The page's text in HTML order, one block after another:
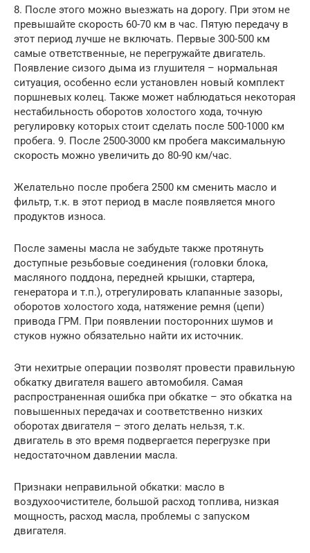
8. После этого можно выезжать на дорогу. При этом не
превышайте скорость 60-70 км в час. Пятую передачу в
этот период лучше не включать. Первые 300-500 км
самые ответственные, не перегружайте двигатель.
Появление сизого дыма из глушителя – нормальная
ситуация, особенно если установлен новый комплект
поршневых колец. Также может наблюдаться некоторая
нестабильность оборотов холостого хода, точную
регулировку которых стоит сделать после 500-1000 км
пробега. 9. После 2500-3000 км пробега максимальную
скорость можно увеличить до 80-90 км/час.
Желательно после пробега 2500 км сменить масло и
фильтр, т.к. в этот период в масле появляется много
продуктов износа.
После замены масла не забудьте также протянуть
доступные резьбовые соединения (головки блока,
масляного поддона, передней крышки, стартера,
генератора и т.п.), отрегулировать клапанные зазоры,
оборотов холостого хода, натяжение ремня (цепи)
привода ГРМ. При появлении посторонних шумов и
стуков нужно обязательно найти их источник.
Эти нехитрые операции позволят провести правильную
обкатку двигателя вашего автомобиля. Самая
распространенная ошибка при обкатке – это обкатка на
повышенных передачах и соответственно низких
оборотах двигателя – этого делать нельзя, т.к.
двигатель в это время подвергается перегрузке при
недостаточном давлении масла.
Признаки неправильной обкатки: масло в
воздухоочистителе, большой расход топлива, низкая
мощность, расход масла, проблемы с запуском
двигателя.